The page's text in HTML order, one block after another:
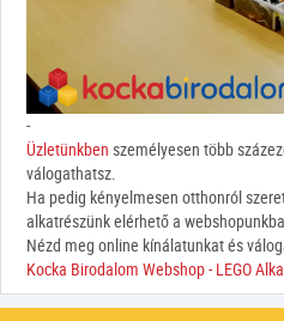
-
Üzletünkben személyesen több
válogathatsz.
Ha pedig kényelmesen otthonról
alkatrészünk elérhető a
Nézd meg online kínálatunkat és
Kocka Birodalom Webshop - LEGO